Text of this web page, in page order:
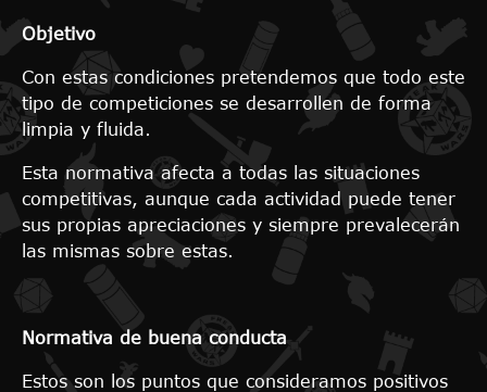
Objetivo
Con estas condiciones pretendemos que todo este
tipo de competiciones se desarrollen de forma
limpia y fluida.
Esta normativa afecta a todas las situaciones
competitivas, aunque cada actividad puede tener
sus propias apreciaciones y siempre prevalecerán
las mismas sobre estas.
Normativa de buena conducta
Estos son los puntos que consideramos positivos